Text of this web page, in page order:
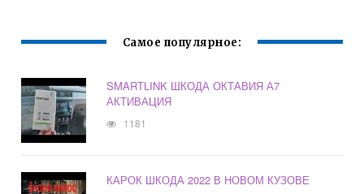
Самое популярное:
SMARTLINK ШКОДА ОКТАВИЯ А7
АКТИВАЦИЯ
1181
КАРОК ШКОДА 2022 В НОВОМ КУЗОВЕ